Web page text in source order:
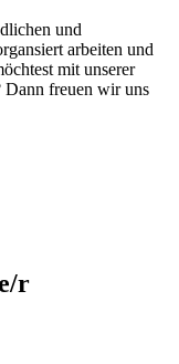
und
arbeiten und
mit unserer
Dann freuen wir uns
r